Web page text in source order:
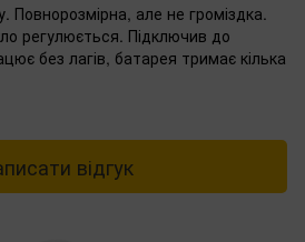
Повнорозмірна, але не громіздка.
регулюється. Підключив до
без лагів, батарея тримає кілька
відгук